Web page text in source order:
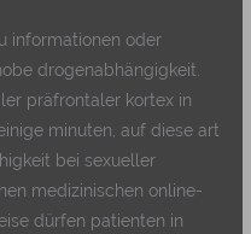
informationen oder
drogenabhängigkeit.
präfrontaler kortex in
minuten, auf diese art
bei sexueller
medizinischen online-
dürfen patienten in